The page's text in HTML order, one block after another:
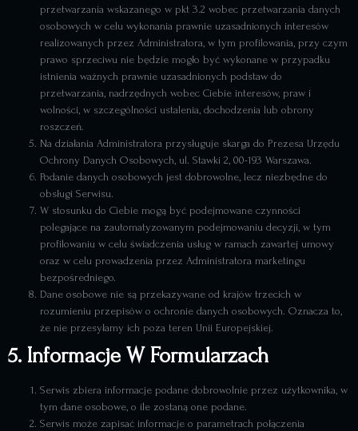
przetwarzania wskazanego w pkt 3.2 wobec przetwarzania danych
osobowych w celu wykonania prawnie uzasadnionych interesów
realizowanych przez Administratora, w tym profilowania, przy czym
prawo sprzeciwu nie będzie mogło być wykonane w przypadku
istnienia ważnych prawnie uzasadnionych podstaw do
przetwarzania, nadrzędnych wobec Ciebie interesów, praw i
wolności, w szczególności ustalenia, dochodzenia lub obrony
roszczeń.
Na działania Administratora przysługuje skarga do Prezesa Urzędu
Ochrony Danych Osobowych, ul. Stawki 2, 00-193 Warszawa.
Podanie danych osobowych jest dobrowolne, lecz niezbędne do
obsługi Serwisu.
W stosunku do Ciebie mogą być podejmowane czynności
polegające na zautomatyzowanym podejmowaniu decyzji, w tym
profilowaniu w celu świadczenia usług w ramach zawartej umowy
oraz w celu prowadzenia przez Administratora marketingu
bezpośredniego.
Dane osobowe nie są przekazywane od krajów trzecich w
rozumieniu przepisów o ochronie danych osobowych. Oznacza to,
że nie przesyłamy ich poza teren Unii Europejskiej.
5. Informacje W Formularzach
Serwis zbiera informacje podane dobrowolnie przez użytkownika, w
tym dane osobowe, o ile zostaną one podane.
Serwis może zapisać informacje o parametrach połączenia